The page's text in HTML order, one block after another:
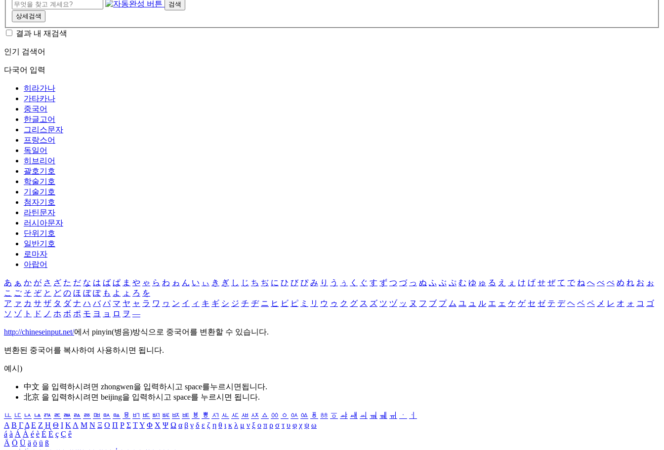
검색
상세검색
결과 내 재검색
인기 검색어
다국어 입력
히라가나
가타카나
중국어
한글고어
그리스문자
프랑스어
독일어
히브리어
괄호기호
학술기호
기술기호
첨자기호
라틴문자
러시아문자
단위기호
일반기호
로마자
아랍어
あ ぁ か が さ ざ た だ な は ば ぱ ま や ゃ ら わ ゎ ん い ぃ き ぎ し じ ち ぢ に ひ び ぴ み り う ぅ く ぐ す ず つ づ っ ぬ ふ ぶ ぷ む ゆ ゅ る え ぇ け げ せ ぜ て で ね へ べ ぺ め れ お ぉ
こ ご そ ぞ と ど の ほ ぼ ぽ も よ ょ ろ を
ア ァ カ サ ザ タ ダ ナ ハ バ パ マ ヤ ャ ラ ワ ヮ ン イ ィ キ ギ シ ジ チ ヂ ニ ヒ ビ ピ ミ リ ウ ゥ ク グ ス ズ ツ ヅ ッ ヌ フ ブ プ ム ユ ュ ル エ ェ ケ ゲ セ ゼ テ デ ヘ ベ ペ メ レ オ ォ コ ゴ
ソ ゾ ト ド ノ ホ ボ ポ モ ヨ ョ ロ ヲ ―
http://chineseinput.net/에서 pinyin(병음)방식으로 중국어를 변환할 수 있습니다.
변환된 중국어를 복사하여 사용하시면 됩니다.
예시)
中文 을 입력하시려면 zhongwen을 입력하시고 space를누르시면됩니다.
北京 을 입력하시려면 beijing을 입력하시고 space를 누르시면 됩니다.
ㅥ ㅦ ㅧ ㅨ ㅩ ㅪ ㅫ ㅬ ㅭ ㅮ ㅯ ㅰ ㅱ ㅲ ㅳ ㅴ ㅵ ㅶ ㅷ ㅸ ㅹ ㅺ ㅻ ㅼ ㅽ ㅾ ㅿ ㆀ ㆁ ㆂ ㆃ ㆄ ㆅ ㆆ ㆇ ㆈ ㆉ ㆊ ㆋ ㆌ ㆍ
ㆎ
Α Β ΓΔ Ε Ζ Η Θ Ι ΚΛ Μ Ν Ξ Ο Π Ρ Σ ΤΥ Φ Χ Ψ Ω α β γ δ ε ζ η θ ι κ λ μ ν ξ ο π ρ σ τ υ φ χ ψ ω
á à Á À é è É È ç Ç ê
Ä Ö Ü ä ö ü ß